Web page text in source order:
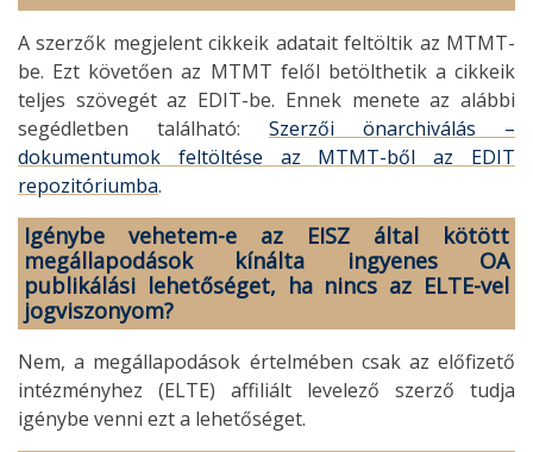
A szerzők megjelent cikkeik adatait feltöltik az MTMT-
be. Ezt követően az MTMT felől betölthetik a cikkeik
teljes szövegét az EDIT-be. Ennek menete az alábbi
segédletben található: Szerzői önarchiválás –
dokumentumok feltöltése az MTMT-ből az EDIT
repozitóriumba.
Igénybe vehetem-e az EISZ által kötött
megállapodások kínálta ingyenes OA
publikálási lehetőséget, ha nincs az ELTE-vel
jogviszonyom?
Nem, a megállapodások értelmében csak az előfizető
intézményhez (ELTE) affiliált levelező szerző tudja
igénybe venni ezt a lehetőséget.